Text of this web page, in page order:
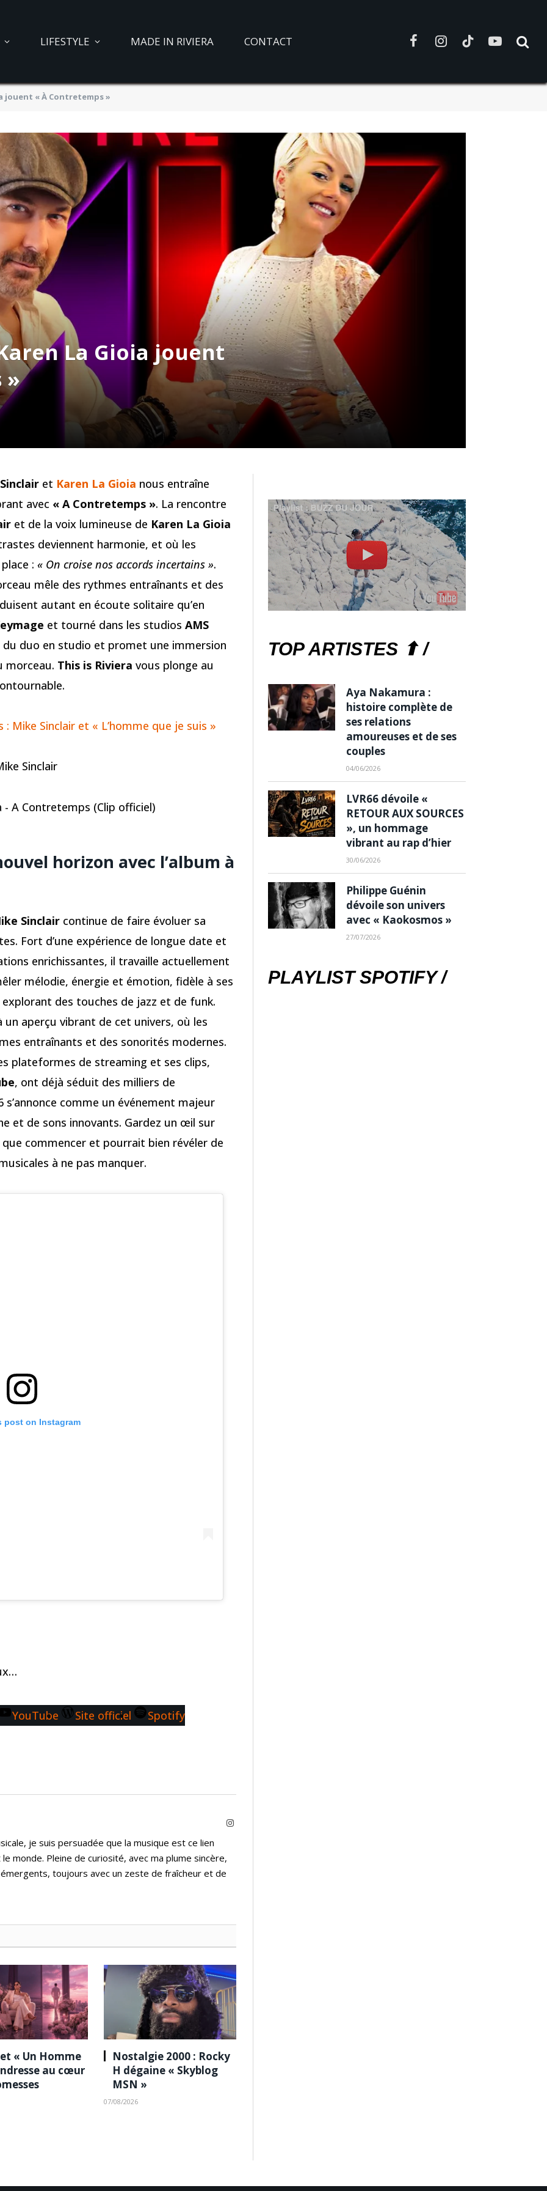
LIFESTYLE MADE IN RIVIERA CONTACT FacebookInstagramTikTokYouTube
jouent « À Contretemps »
La Gioia jouent
»
et Karen La Gioia nous entraîne
avec « A Contretemps ». La rencontre
et de la voix lumineuse de Karen La Gioia
deviennent harmonie, et où les
: « On croise nos accords incertains ».
mêle des rythmes entraînants et des
autant en écoute solitaire qu’en
et tourné dans les studios AMS
du duo en studio et promet une immersion
morceau. This is Riviera vous plonge au
Mike Sinclair et « L’homme que je suis »
Sinclair
- A Contretemps (Clip officiel)
horizon avec l’album à
Sinclair continue de faire évoluer sa
Fort d’une expérience de longue date et
enrichissantes, il travaille actuellement
mélodie, énergie et émotion, fidèle à ses
des touches de jazz et de funk.
un aperçu vibrant de cet univers, où les
entraînants et des sonorités modernes.
plateformes de streaming et ses clips,
, ont déjà séduit des milliers de
comme un événement majeur
et de sons innovants. Gardez un œil sur
commencer et pourrait bien révéler de
à ne pas manquer.
post on Instagram
YouTube Site officiel Spotify
Instagram
je suis persuadée que la musique est ce lien
monde. Pleine de curiosité, avec ma plume sincère,
toujours avec un zeste de fraîcheur et de
« Un Homme
au cœur
Nostalgie 2000 : Rocky
H dégaine « Skyblog
MSN »
07/08/2026
TOP ARTISTES ⬆ /
Aya Nakamura :
histoire complète de
ses relations
amoureuses et de ses
couples
04/06/2026
LVR66 dévoile «
RETOUR AUX SOURCES
», un hommage
vibrant au rap d’hier
30/06/2026
Philippe Guénin
dévoile son univers
avec « Kaokosmos »
27/07/2026
PLAYLIST SPOTIFY /